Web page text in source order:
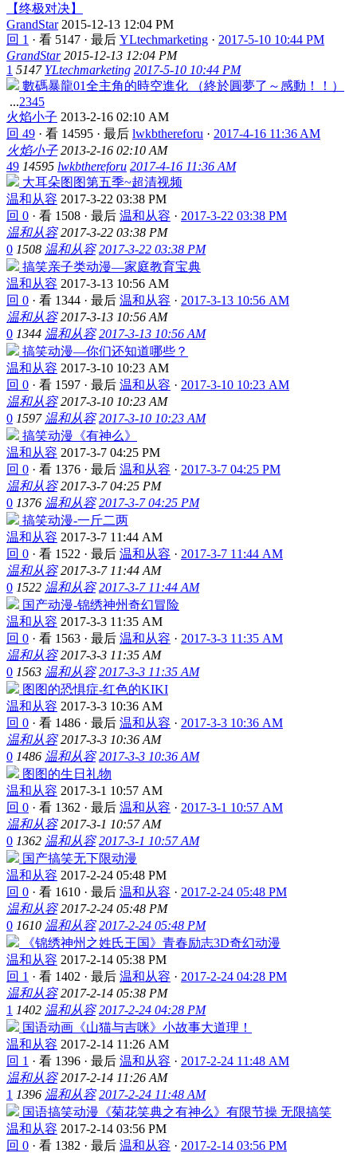
【终极对决】
GrandStar 2015-12-13 12:04 PM
回 1 · 看 5147 · 最后 YLtechmarketing · 2017-5-10 10:44 PM
GrandStar 2015-12-13 12:04 PM
1 5147 YLtechmarketing 2017-5-10 10:44 PM
數碼暴龍01全主角的時空進化 （終於圓夢了～感動！！）
...2345
火焰小子 2013-2-16 02:10 AM
回 49 · 看 14595 · 最后 lwkbthereforu · 2017-4-16 11:36 AM
火焰小子 2013-2-16 02:10 AM
49 14595 lwkbthereforu 2017-4-16 11:36 AM
大耳朵图图第五季~超清视频
温和从容 2017-3-22 03:38 PM
回 0 · 看 1508 · 最后 温和从容 · 2017-3-22 03:38 PM
温和从容 2017-3-22 03:38 PM
0 1508 温和从容 2017-3-22 03:38 PM
搞笑亲子类动漫—家庭教育宝典
温和从容 2017-3-13 10:56 AM
回 0 · 看 1344 · 最后 温和从容 · 2017-3-13 10:56 AM
温和从容 2017-3-13 10:56 AM
0 1344 温和从容 2017-3-13 10:56 AM
搞笑动漫—你们还知道哪些？
温和从容 2017-3-10 10:23 AM
回 0 · 看 1597 · 最后 温和从容 · 2017-3-10 10:23 AM
温和从容 2017-3-10 10:23 AM
0 1597 温和从容 2017-3-10 10:23 AM
搞笑动漫《有神么》
温和从容 2017-3-7 04:25 PM
回 0 · 看 1376 · 最后 温和从容 · 2017-3-7 04:25 PM
温和从容 2017-3-7 04:25 PM
0 1376 温和从容 2017-3-7 04:25 PM
搞笑动漫-一斤二两
温和从容 2017-3-7 11:44 AM
回 0 · 看 1522 · 最后 温和从容 · 2017-3-7 11:44 AM
温和从容 2017-3-7 11:44 AM
0 1522 温和从容 2017-3-7 11:44 AM
国产动漫-锦绣神州奇幻冒险
温和从容 2017-3-3 11:35 AM
回 0 · 看 1563 · 最后 温和从容 · 2017-3-3 11:35 AM
温和从容 2017-3-3 11:35 AM
0 1563 温和从容 2017-3-3 11:35 AM
图图的恐惧症-红色的KIKI
温和从容 2017-3-3 10:36 AM
回 0 · 看 1486 · 最后 温和从容 · 2017-3-3 10:36 AM
温和从容 2017-3-3 10:36 AM
0 1486 温和从容 2017-3-3 10:36 AM
图图的生日礼物
温和从容 2017-3-1 10:57 AM
回 0 · 看 1362 · 最后 温和从容 · 2017-3-1 10:57 AM
温和从容 2017-3-1 10:57 AM
0 1362 温和从容 2017-3-1 10:57 AM
国产搞笑无下限动漫
温和从容 2017-2-24 05:48 PM
回 0 · 看 1610 · 最后 温和从容 · 2017-2-24 05:48 PM
温和从容 2017-2-24 05:48 PM
0 1610 温和从容 2017-2-24 05:48 PM
《锦绣神州之姓氏王国》青春励志3D奇幻动漫
温和从容 2017-2-14 05:38 PM
回 1 · 看 1402 · 最后 温和从容 · 2017-2-24 04:28 PM
温和从容 2017-2-14 05:38 PM
1 1402 温和从容 2017-2-24 04:28 PM
国语动画《山猫与吉咪》小故事大道理！
温和从容 2017-2-14 11:26 AM
回 1 · 看 1396 · 最后 温和从容 · 2017-2-24 11:48 AM
温和从容 2017-2-14 11:26 AM
1 1396 温和从容 2017-2-24 11:48 AM
国语搞笑动漫《菊花笑典之有神么》有限节操 无限搞笑
温和从容 2017-2-14 03:56 PM
回 0 · 看 1382 · 最后 温和从容 · 2017-2-14 03:56 PM